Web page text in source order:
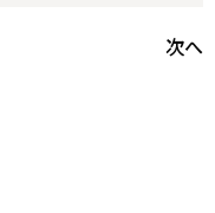
次へ